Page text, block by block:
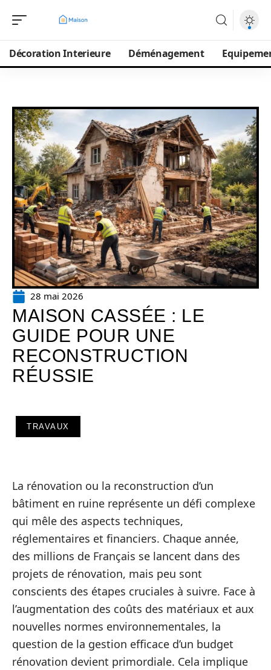
Décoration Interieure Déménagement
28 mai 2026
MAISON CASSÉE : LE
GUIDE POUR UNE
RECONSTRUCTION
RÉUSSIE
TRAVAUX
La rénovation ou la reconstruction d’un
bâtiment en ruine représente un défi complexe
qui mêle des aspects techniques,
réglementaires et financiers. Chaque année,
des millions de Français se lancent dans des
projets de rénovation, mais peu sont
conscients des étapes cruciales à suivre. Face à
l’augmentation des coûts des matériaux et aux
nouvelles normes environnementales, la
question de la gestion efficace d’un budget
rénovation devient primordiale. Cela implique